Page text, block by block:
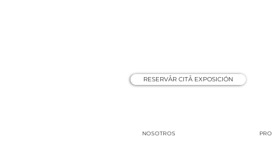
RESERVÅR CITÅ EXPOSICIÓN
NOSOTROS